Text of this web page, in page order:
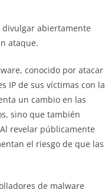
divulgar abiertamente
ataque.
conocido por atacar
IP de sus víctimas con la
un cambio en las
sino que también
revelar públicamente
el riesgo de que las
de malware